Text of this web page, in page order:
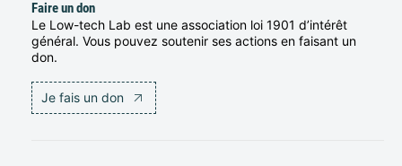
Faire un don
Le Low-tech Lab est une association loi 1901 d’intérêt
général. Vous pouvez soutenir ses actions en faisant un
don.
Je fais un don